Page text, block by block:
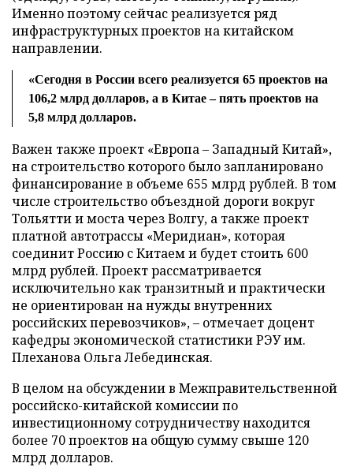
Именно поэтому сейчас реализуется ряд
инфраструктурных проектов на китайском
направлении.
«Сегодня в России всего реализуется 65 проектов на
106,2 млрд долларов, а в Китае – пять проектов на
5,8 млрд долларов.
Важен также проект «Европа – Западный Китай»,
на строительство которого было запланировано
финансирование в объеме 655 млрд рублей. В том
числе строительство объездной дороги вокруг
Тольятти и моста через Волгу, а также проект
платной автотрассы «Меридиан», которая
соединит Россию с Китаем и будет стоить 600
млрд рублей. Проект рассматривается
исключительно как транзитный и практически
не ориентирован на нужды внутренних
российских перевозчиков», – отмечает доцент
кафедры экономической статистики РЭУ им.
Плеханова Ольга Лебединская.
В целом на обсуждении в Межправительственной
российско-китайской комиссии по
инвестиционному сотрудничеству находится
более 70 проектов на общую сумму свыше 120
млрд долларов.